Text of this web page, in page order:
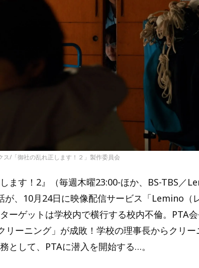
/「御社の乱れ正します！２」製作委員会
します！2』（毎週木曜23:00-ほか、BS-TBS／
が、10月24日に映像配信サービス「Lemino（
ーゲットは学校内で横行する校内不倫。PTA
リーニング」が成敗！学校の理事長からクリ
として、PTAに潜入を開始する…。